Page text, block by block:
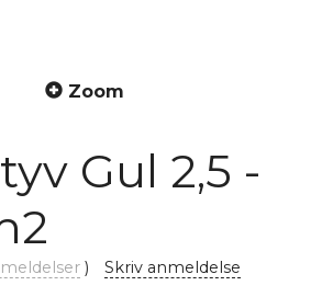
Zoom
Gul 2,5 -
Skriv anmeldelse